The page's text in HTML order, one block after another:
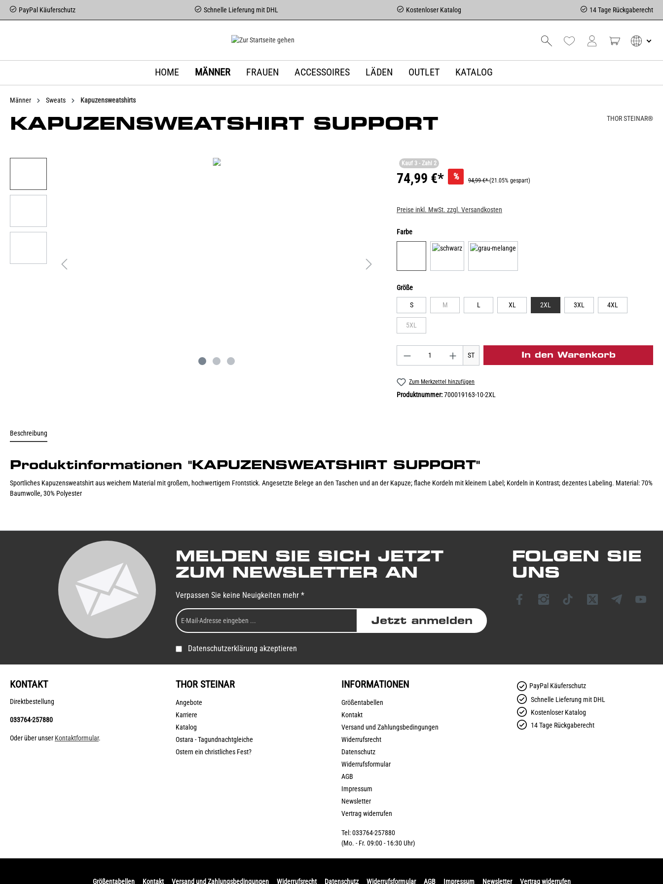
PayPal Käuferschutz Schnelle Lieferung mit DHL Kostenloser Katalog 14 Tage Rückgaberecht
HOME MÄNNER FRAUEN ACCESSOIRES LÄDEN OUTLET KATALOG
Männer Sweats Kapuzensweatshirts
KAPUZENSWEATSHIRT SUPPORT THOR STEINAR®
Kauf 3 - Zahl 2
74,99 €* % 94,99 €*(21.05% gespart)
Preise inkl. MwSt. zzgl. Versandkosten
Farbe
Größe
S M L XL 2XL 3XL 4XL
5XL
ST In den Warenkorb
Zum Merkzettel hinzufügen
Produktnummer:700019163-10-2XL
Beschreibung
Produktinformationen "KAPUZENSWEATSHIRT SUPPORT"
Sportliches Kapuzensweatshirt aus weichem Material mit großem, hochwertigem Frontstick. Angesetzte Belege an den Taschen und an der Kapuze; flache Kordeln mit kleinem Label; Kordeln in Kontrast; dezentes Labeling. Material: 70%
Baumwolle, 30% Polyester
MELDEN SIE SICH JETZT
ZUM NEWSLETTER AN
Verpassen Sie keine Neuigkeiten mehr *
Jetzt anmelden
Datenschutzerklärung akzeptieren
FOLGEN SIE
UNS
KONTAKT
Direktbestellung
033764-257880
Oder über unser Kontaktformular.
THOR STEINAR
Angebote
Karriere
Katalog
Ostara - Tagundnachtgleiche
Ostern ein christliches Fest?
INFORMATIONEN
Größentabellen
Kontakt
Versand und Zahlungsbedingungen
Widerrufsrecht
Datenschutz
Widerrufsformular
AGB
Impressum
Newsletter
Vertrag widerrufen
Tel: 033764-257880
(Mo. - Fr. 09:00 - 16:30 Uhr)
PayPal Käuferschutz
Schnelle Lieferung mit DHL
Kostenloser Katalog
14 Tage Rückgaberecht
Größentabellen Kontakt Versand und Zahlungsbedingungen Widerrufsrecht Datenschutz Widerrufsformular AGB Impressum Newsletter Vertrag widerrufen